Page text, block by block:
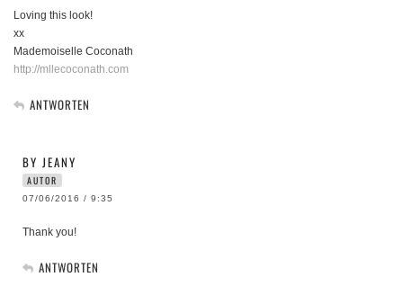
Loving this look!
xx
Mademoiselle Coconath
http://mllecoconath.com
ANTWORTEN
BY JEANY
AUTOR
07/06/2016 / 9:35
Thank you!
ANTWORTEN